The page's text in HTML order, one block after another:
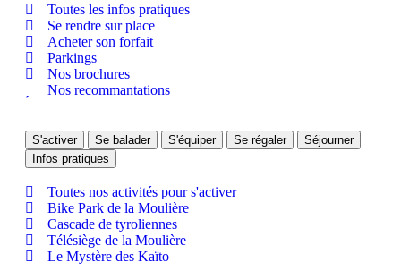
Toutes les infos pratiques
Se rendre sur place
Acheter son forfait
Parkings
Nos brochures
Nos recommantations
S'activer Se balader S'équiper Se régaler
Séjourner
Infos pratiques
Toutes nos activités pour s'activer
Bike Park de la Moulière
Cascade de tyroliennes
Télésiège de la Moulière
Le Mystère des Kaïto